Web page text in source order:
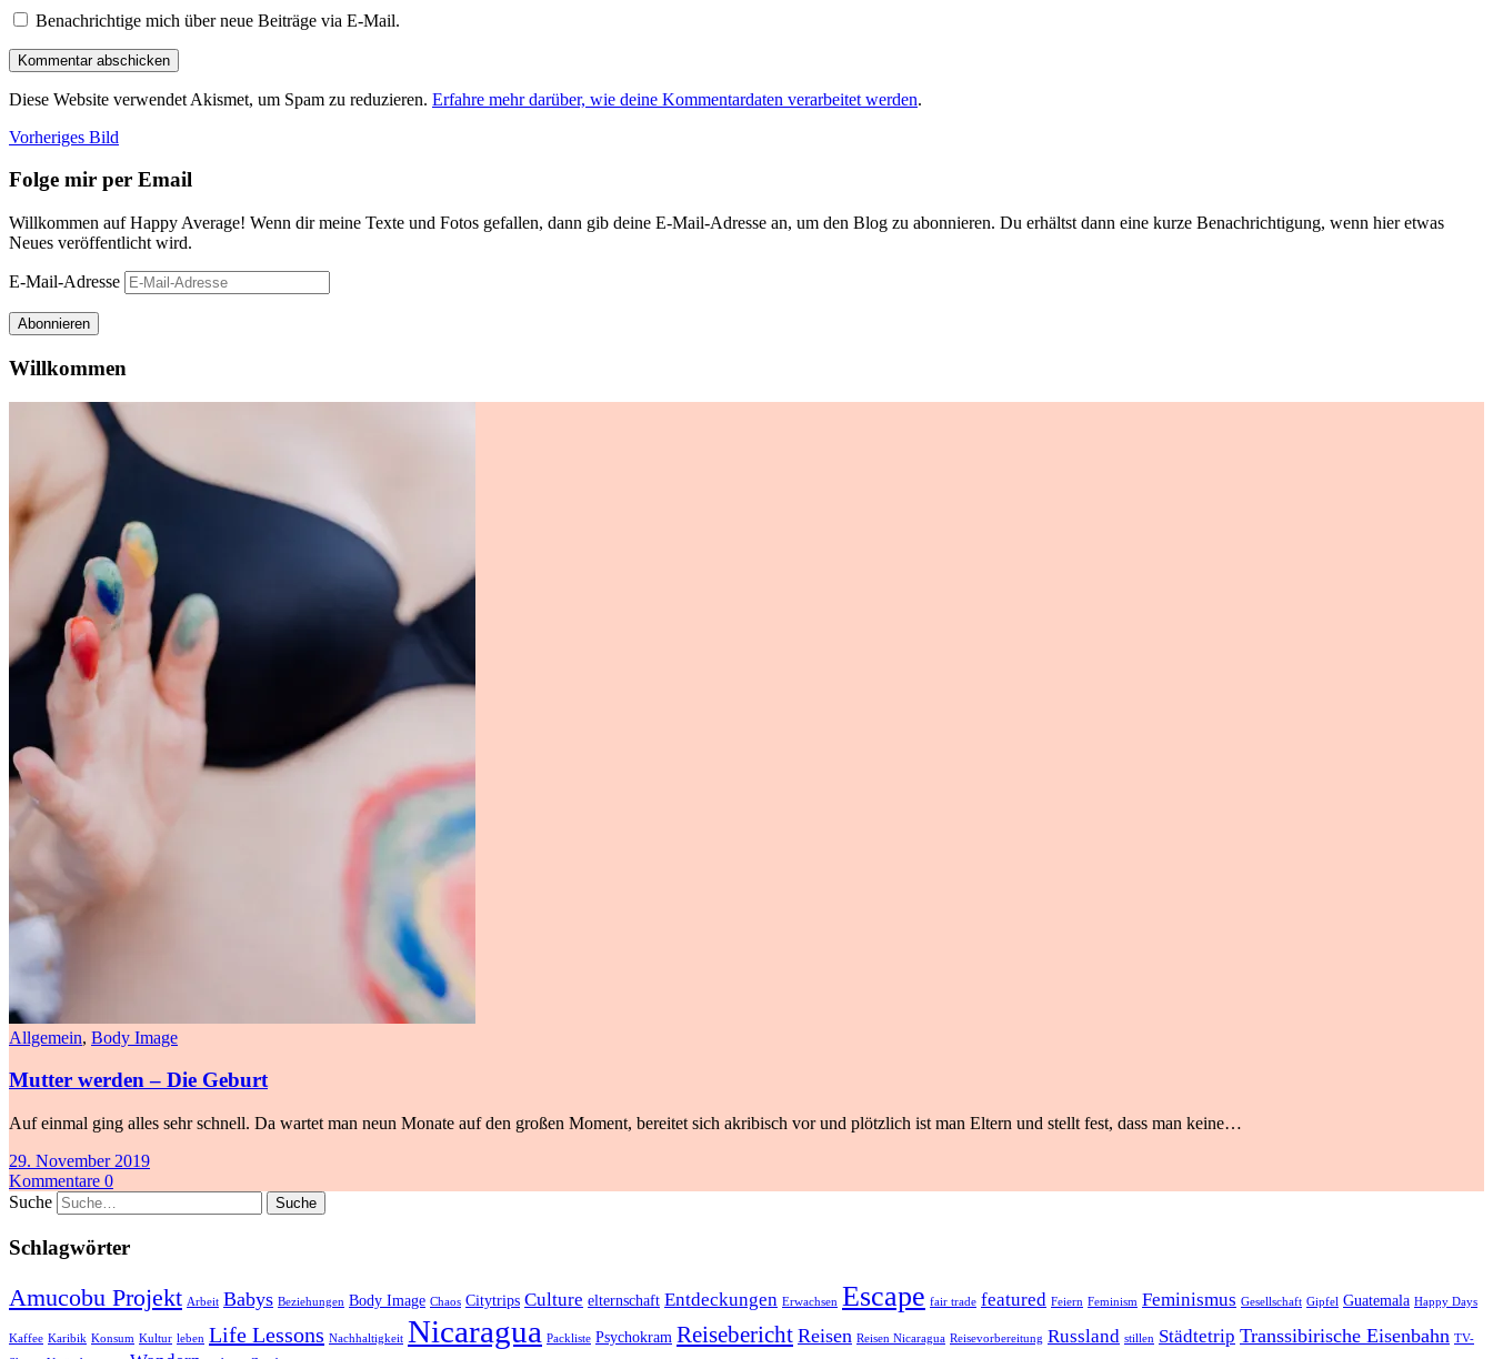
Benachrichtige mich über neue Beiträge via E-Mail.
Diese Website verwendet Akismet, um Spam zu reduzieren. Erfahre mehr darüber, wie deine Kommentardaten verarbeitet werden.
Vorheriges Bild
Folge mir per Email
Willkommen auf Happy Average! Wenn dir meine Texte und Fotos gefallen, dann gib deine E-Mail-Adresse an, um den Blog zu abonnieren. Du erhältst dann eine kurze Benachrichtigung, wenn hier etwas
Neues veröffentlicht wird.
E-Mail-Adresse
Abonnieren
Willkommen
Allgemein, Body Image
Mutter werden – Die Geburt
Auf einmal ging alles sehr schnell. Da wartet man neun Monate auf den großen Moment, bereitet sich akribisch vor und plötzlich ist man Eltern und stellt fest, dass man keine…
29. November 2019
Kommentare 0
Suche
Schlagwörter
Amucobu Projekt Arbeit Babys Beziehungen Body Image Chaos Citytrips Culture elternschaft Entdeckungen Erwachsen Escape fair trade featured Feiern Feminism Feminismus Gesellschaft Gipfel Guatemala Happy Days
Kaffee Karibik Konsum Kultur leben Life Lessons Nachhaltigkeit Nicaragua Packliste Psychokram Reisebericht Reisen Reisen Nicaragua Reisevorbereitung Russland stillen Städtetrip Transsibirische Eisenbahn TV-